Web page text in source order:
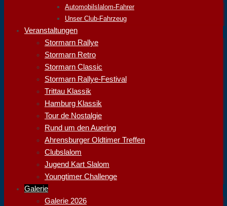
Automobilslalom-Fahrer
Unser Club-Fahrzeug
Veranstaltungen
Stormarn Rallye
Stormarn Retro
Stormarn Classic
Stormarn Rallye-Festival
Trittau Klassik
Hamburg Klassik
Tour de Nostalgie
Rund um den Auering
Ahrensburger Oldtimer Treffen
Clubslalom
Jugend Kart Slalom
Youngtimer Challenge
Galerie
Galerie 2026